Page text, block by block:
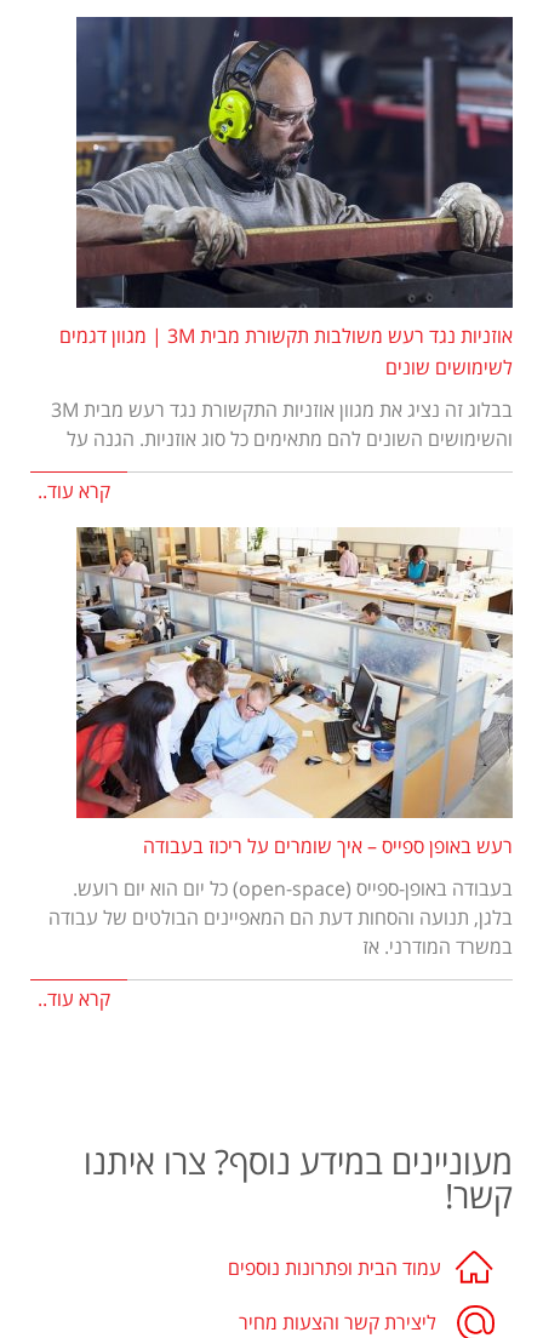
אוזניות נגד רעש משולבות תקשורת מבית 3M | מגוון דגמים
לשימושים שונים
בבלוג זה נציג את מגוון אוזניות התקשורת נגד רעש מבית 3M
והשימושים השונים להם מתאימים כל סוג אוזניות. הגנה על
קרא עוד..
רעש באופן ספייס – איך שומרים על ריכוז בעבודה
בעבודה באופן-ספייס (open-space) כל יום הוא יום רועש.
בלגן, תנועה והסחות דעת הם המאפיינים הבולטים של עבודה
במשרד המודרני. אז
קרא עוד..
מעוניינים במידע נוסף? צרו איתנו
קשר!
עמוד הבית ופתרונות נוספים
ליצירת קשר והצעות מחיר